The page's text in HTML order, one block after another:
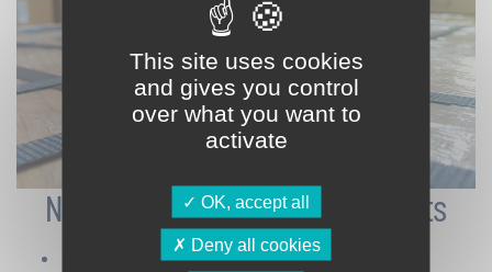
Nos sous-catégories de produits
Feuillards (plastique, textile, acier)
This site uses cookies
and gives you control
over what you want to
activate
OK, accept all
Deny all cookies